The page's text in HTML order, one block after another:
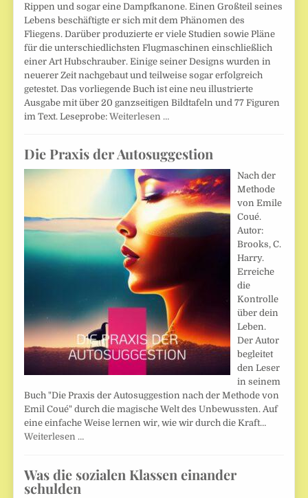
Rippen und sogar eine Dampfkanone. Einen Großteil seines
Lebens beschäftigte er sich mit dem Phänomen des
Fliegens. Darüber produzierte er viele Studien sowie Pläne
für die unterschiedlichsten Flugmaschinen einschließlich
einer Art Hubschrauber. Einige seiner Designs wurden in
neuerer Zeit nachgebaut und teilweise sogar erfolgreich
getestet. Das vorliegende Buch ist eine neu illustrierte
Ausgabe mit über 20 ganzseitigen Bildtafeln und 77 Figuren
im Text. Leseprobe:Weiterlesen …
Die Praxis der Autosuggestion
Nach der
Methode
von Emile
Coué.
Autor:
Brooks, C.
Harry.
Erreiche
die
Kontrolle
über dein
Leben.
Der Autor
begleitet
den Leser
in seinem
Buch "Die Praxis der Autosuggestion nach der Methode von
Emil Coué" durch die magische Welt des Unbewussten. Auf
eine einfache Weise lernen wir, wie wir durch die Kraft…
Weiterlesen …
Was die sozialen Klassen einander
schulden